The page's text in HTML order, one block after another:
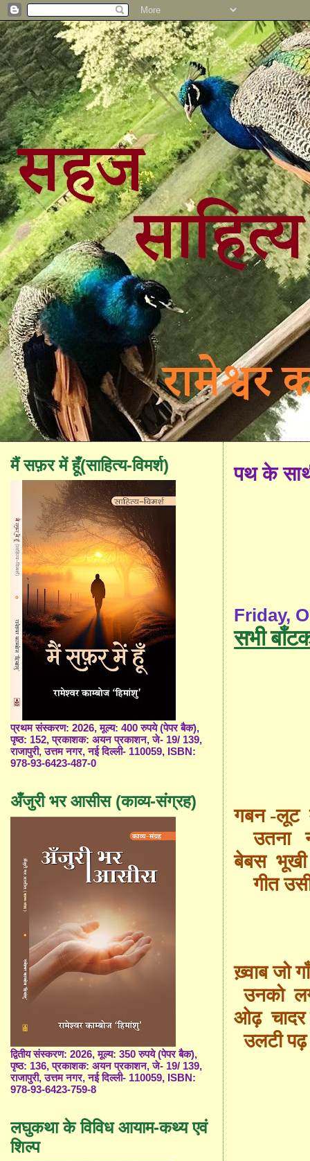
पथ के
Friday,
सभी
गबन -लूट
उतना
बेबस
गीत
ख़्वाबजो
उनको
ओढ़ चादर
उलटी
मैं सफ़र में हूँ(साहित्य-विमर्श)
प्रथम संस्करण: 2026, मूल्य: 400 रुपये (पेपर बैक),
पृष्ठ: 152, प्रकाशक: अयन प्रकाशन, जे- 19/ 139,
राजापुरी, उत्तम नगर, नई दिल्ली- 110059, ISBN:
978-93-6423-487-0
अँजुरी भर आसीस (काव्य-संग्रह)
द्वितीय संस्करण: 2026, मूल्य: 350 रुपये (पेपर बैक),
पृष्ठ: 136, प्रकाशक: अयन प्रकाशन, जे- 19/ 139,
राजापुरी, उत्तम नगर, नई दिल्ली- 110059, ISBN:
978-93-6423-759-8
लघुकथा के विविध आयाम-कथ्य एवं
शिल्प